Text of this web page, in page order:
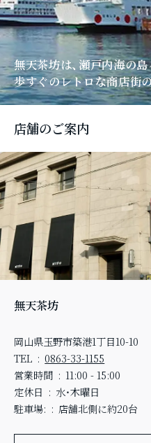
無天茶坊は、瀬戸内海の島
歩すぐのレトロな商店街
店舗のご案内
無天茶坊
岡山県玉野市築港1丁目10-10
TEL
0863-33-1155
営業時間
11:00 - 15:00
定休日
水・木曜日
駐車場:
店舗北側に約20台